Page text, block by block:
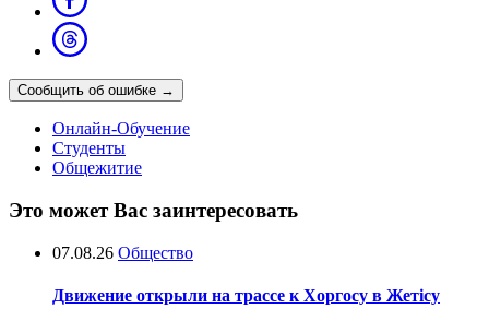
Сообщить об ошибке →
Онлайн-Обучение
Студенты
Общежитие
Это может Вас заинтересовать
07.08.26 Общество
Движение открыли на трассе к Хоргосу в Жетісу